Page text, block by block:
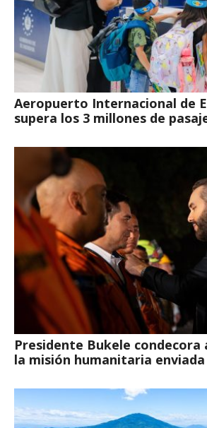
Aeropuerto Internacional de
supera los 3 millones de
Presidente Bukele condecora
la misión humanitaria enviada